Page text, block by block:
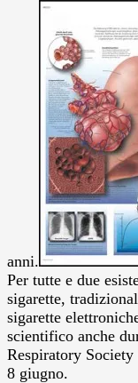
anni.
Per tutte e due
sigarette,
sigarette
scientifico anche
Respiratory
8 giugno.